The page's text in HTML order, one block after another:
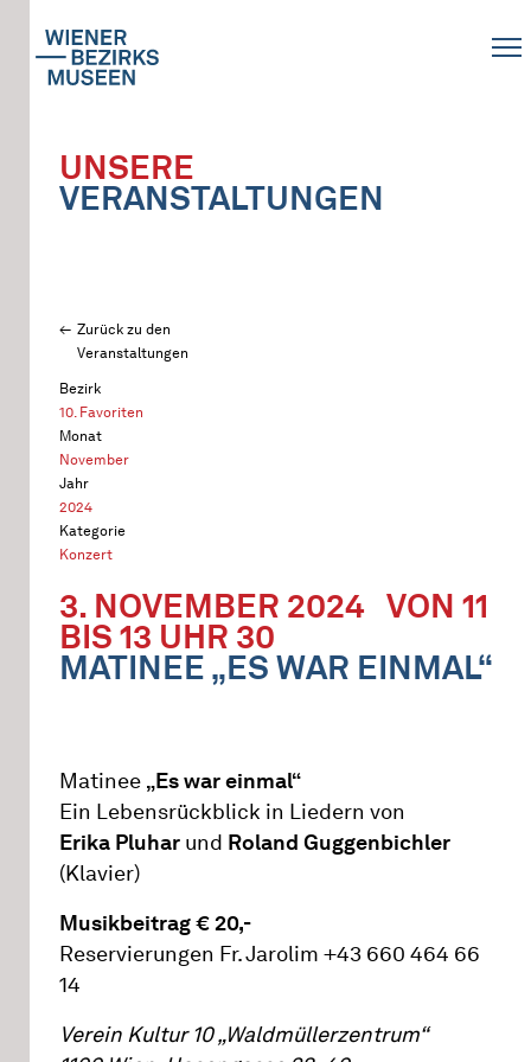
UNSERE
VERANSTALTUNGEN
Zurück zu den
Veranstaltungen
Bezirk
10. Favoriten
Monat
November
Jahr
2024
Kategorie
Konzert
3. NOVEMBER 2024 VON 11
BIS 13 UHR 30
MATINEE „ES WAR EINMAL“
Matinee „Es war einmal“
Ein Lebensrückblick in Liedern von
Erika Pluhar und Roland Guggenbichler
(Klavier)
Musikbeitrag € 20,-
Reservierungen Fr. Jarolim +43 660 464 66
14
Verein Kultur 10 „Waldmüllerzentrum“